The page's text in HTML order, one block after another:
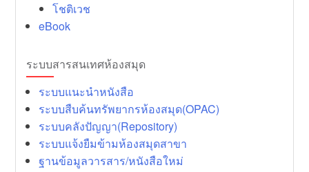
โชติเวช
eBook
ระบบสารสนเทศห้องสมุด
ระบบแนะนำหนังสือ
ระบบสืบค้นทรัพยากรห้องสมุด(OPAC)
ระบบคลังปัญญา(Repository)
ระบบแจ้งยืมข้ามห้องสมุดสาขา
ฐานข้อมูลวารสาร/หนังสือใหม่